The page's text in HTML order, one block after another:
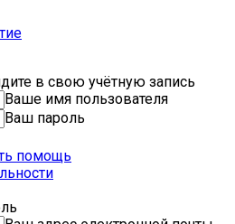
в свою учётную запись
Ваше имя пользователя
Ваш пароль
помощь